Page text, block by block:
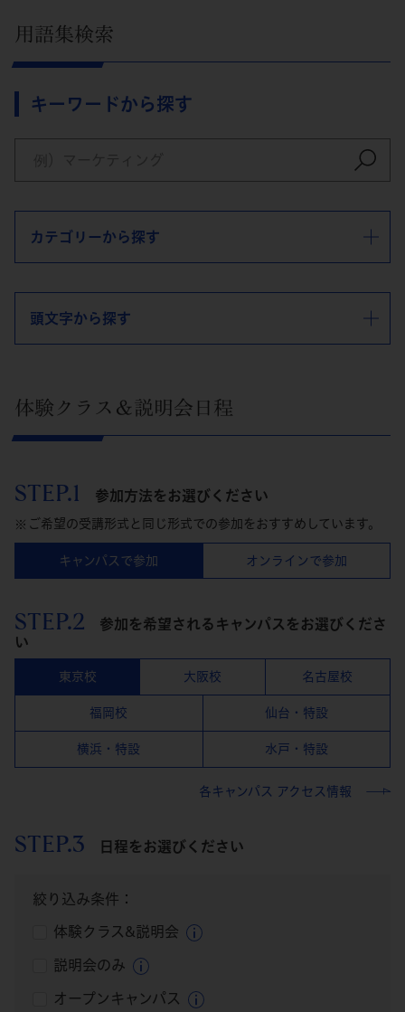
用語集検索
キーワードから探す
カテゴリーから探す
頭文字から探す
体験クラス＆説明会日程
STEP.1 参加方法をお選びください
ご希望の受講形式と同じ形式での参加をおすすめしています。
キャンパスで参加 オンラインで参加
STEP.2
参加を希望されるキャンパスをお選びくださ
い
各キャンパス アクセス情報
東京校 大阪校 名古屋校
福岡校 仙台・特設
横浜・特設 水戸・特設
STEP.3 日程をお選びください
絞り込み条件：
体験クラス&説明会
説明会のみ
オープンキャンパス